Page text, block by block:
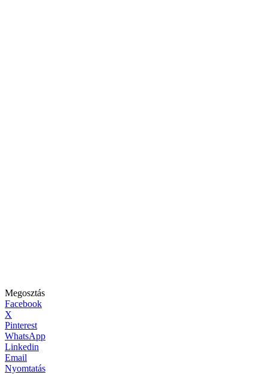
Megosztás
Facebook
X
Pinterest
WhatsApp
Linkedin
Email
Nyomtatás